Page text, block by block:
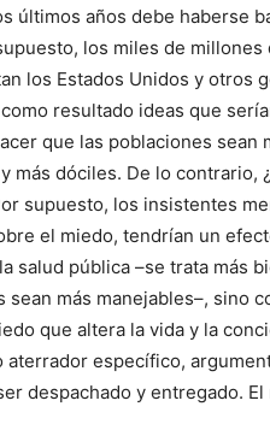
últimos años debe haberse
los miles de
los Estados Unidos y otros
resultado ideas que
que las poblaciones sean
más dóciles. De lo
supuesto, los insistentes
el miedo, tendrían un
salud pública –se trata más
sean más manejables–, sino
que altera la vida y la
aterrador específico,
despachado y entregado.